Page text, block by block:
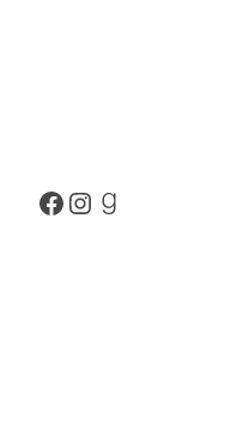
Facebook
Instagram
Goodreads